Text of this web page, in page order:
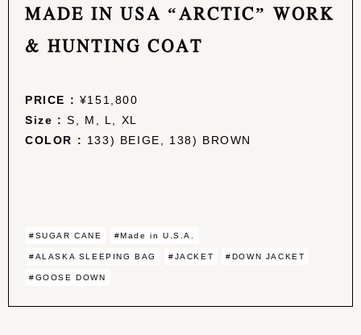
MADE IN USA “ARCTIC” WORK
& HUNTING COAT
PRICE : ¥151,800
Size : S, M, L, XL
COLOR : 133) BEIGE, 138) BROWN
#SUGAR CANE #Made in U.S.A.
#ALASKA SLEEPING BAG #JACKET #DOWN JACKET
#GOOSE DOWN